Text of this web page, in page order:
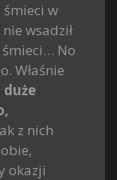
w
wsadził
No
Właśnie
z nich
okazji